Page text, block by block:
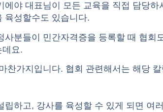
에야 대표님이 모든 교육을 직접 담당하
육성할수도 있습니다.
사분들이 민간자격증을 등록할 때 협회
데요.
찬가지입니다. 협회 관련해서는 해당 칼
립하고, 강사를 육성할 수 있게 되면 여